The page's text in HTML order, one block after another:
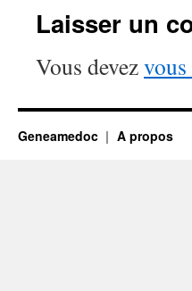
Laisser un
Vous devez
Geneamedoc A propos